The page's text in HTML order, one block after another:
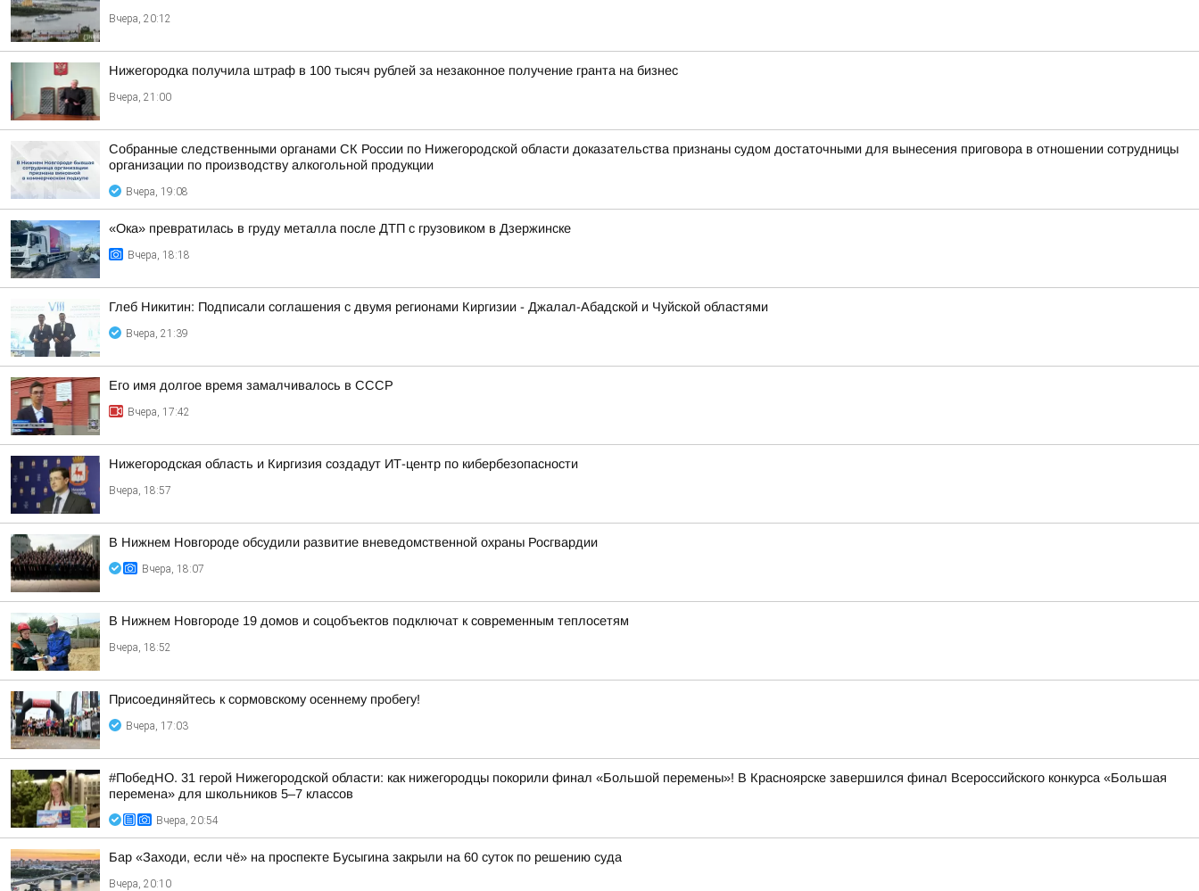
Вчера, 20:12
Нижегородка получила штраф в 100 тысяч рублей за незаконное получение гранта на бизнес
Вчера, 21:00
Собранные следственными органами СК России по Нижегородской области доказательства признаны судом достаточными для вынесения приговора в отношении сотрудницы
организации по производству алкогольной продукции
Вчера, 19:08
«Ока» превратилась в груду металла после ДТП с грузовиком в Дзержинске
Вчера, 18:18
Глеб Никитин: Подписали соглашения с двумя регионами Киргизии - Джалал-Абадской и Чуйской областями
Вчера, 21:39
Его имя долгое время замалчивалось в СССР
Вчера, 17:42
Нижегородская область и Киргизия создадут ИТ-центр по кибербезопасности
Вчера, 18:57
В Нижнем Новгороде обсудили развитие вневедомственной охраны Росгвардии
Вчера, 18:07
В Нижнем Новгороде 19 домов и соцобъектов подключат к современным теплосетям
Вчера, 18:52
Присоединяйтесь к сормовскому осеннему пробегу!
Вчера, 17:03
#ПобедНО. 31 герой Нижегородской области: как нижегородцы покорили финал «Большой перемены»! В Красноярске завершился финал Всероссийского конкурса «Большая
перемена» для школьников 5–7 классов
Вчера, 20:54
Бар «Заходи, если чё» на проспекте Бусыгина закрыли на 60 суток по решению суда
Вчера, 20:10